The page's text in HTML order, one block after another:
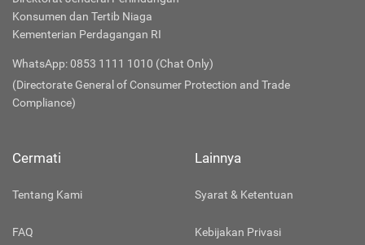
Konsumen dan Tertib Niaga
Kementerian Perdagangan RI
WhatsApp: 0853 1111 1010 (Chat Only)
(Directorate General of Consumer Protection and Trade
Compliance)
Cermati
Tentang Kami
FAQ
Lainnya
Syarat & Ketentuan
Kebijakan Privasi